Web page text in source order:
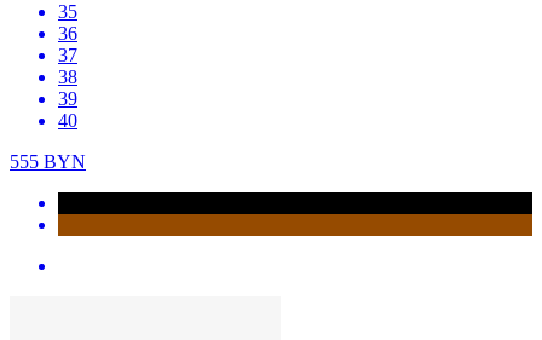
35
36
37
38
39
40
555 BYN